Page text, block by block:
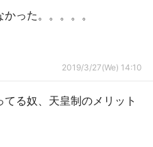
った。。。。。
2019/3/27(We) 14:10
てる奴、天皇制のメリット